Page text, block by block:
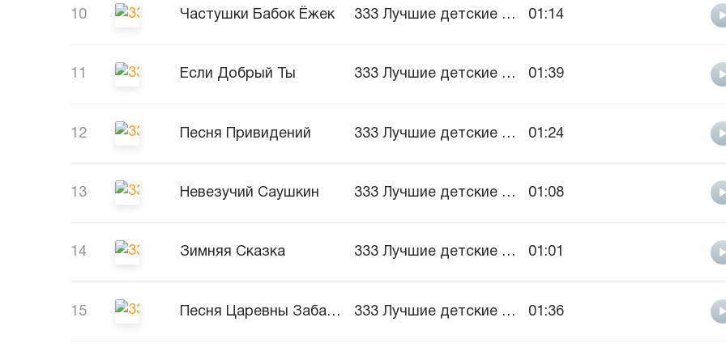
10 Частушки Бабок Ёжек 333 Лучшие детские песни, vol.1 01:14
11 Если Добрый Ты 333 Лучшие детские песни, vol.1 01:39
12 Песня Привидений 333 Лучшие детские песни, vol.1 01:24
13 Невезучий Саушкин 333 Лучшие детские песни, vol.1 01:08
14 Зимняя Сказка 333 Лучшие детские песни, vol.1 01:01
15 Песня Царевны Забавы 333 Лучшие детские песни, vol.1 01:36